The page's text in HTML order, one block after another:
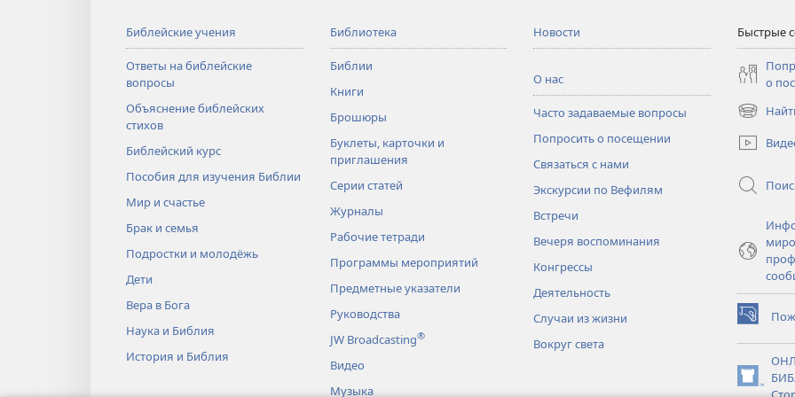
Библейские учения
Ответы на библейские
вопросы
Объяснение библейских
стихов
Библейский курс
Пособия для изучения Библии
Мир и счастье
Брак и семья
Подростки и молодёжь
Дети
Вера в Бога
Наука и Библия
История и Библия
Библиотека
Библии
Книги
Брошюры
Буклеты, карточки и
приглашения
Серии статей
Журналы
Рабочие тетради
Программы мероприятий
Предметные указатели
Руководства
JW Broadcasting®
Видео
Музыка
Новости
О нас
Часто задаваемые вопросы
Попросить о посещении
Связаться с нами
Экскурсии по Вефилям
Встречи
Вечеря воспоминания
Конгрессы
Деятельность
Случаи из жизни
Вокруг света
Быстрые
о
в
новом
в
новом
окне)